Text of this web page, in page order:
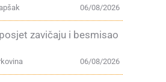
06/08/2026
zavičaju i besmisao
06/08/2026